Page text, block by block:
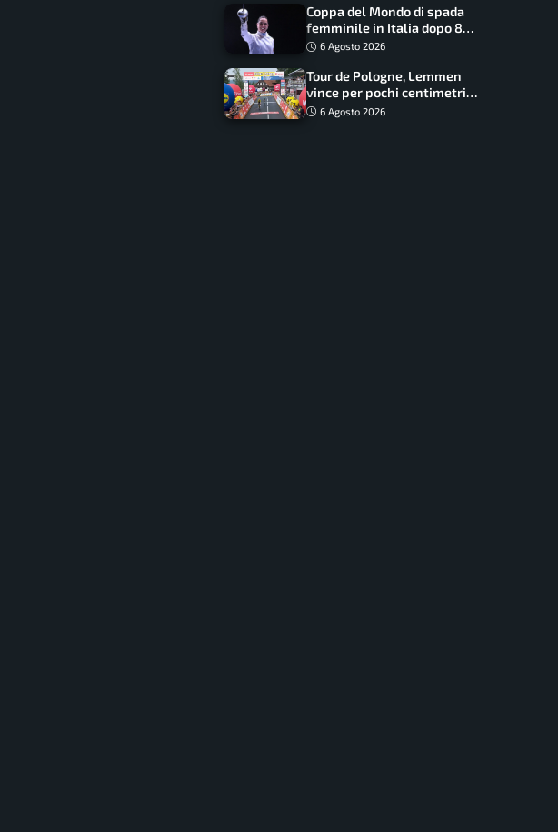
Coppa del Mondo di spada
femminile in Italia dopo 8
anni, Alberta Santuccio: “Il
frutti”
6 Agosto 2026
Tour de Pologne, Lemmen
vince per pochi centimetri
su Scaroni: maxi-caduta e
6 Agosto 2026